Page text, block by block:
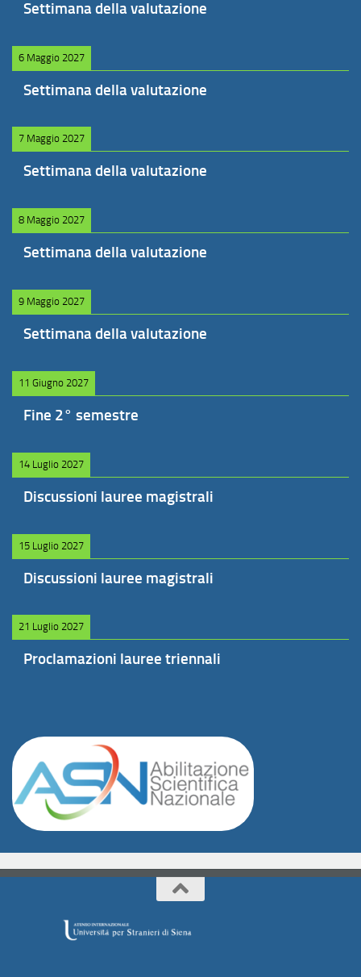
Settimana della valutazione
6 Maggio 2027
Settimana della valutazione
7 Maggio 2027
Settimana della valutazione
8 Maggio 2027
Settimana della valutazione
9 Maggio 2027
Settimana della valutazione
11 Giugno 2027
Fine 2° semestre
14 Luglio 2027
Discussioni lauree magistrali
15 Luglio 2027
Discussioni lauree magistrali
21 Luglio 2027
Proclamazioni lauree triennali